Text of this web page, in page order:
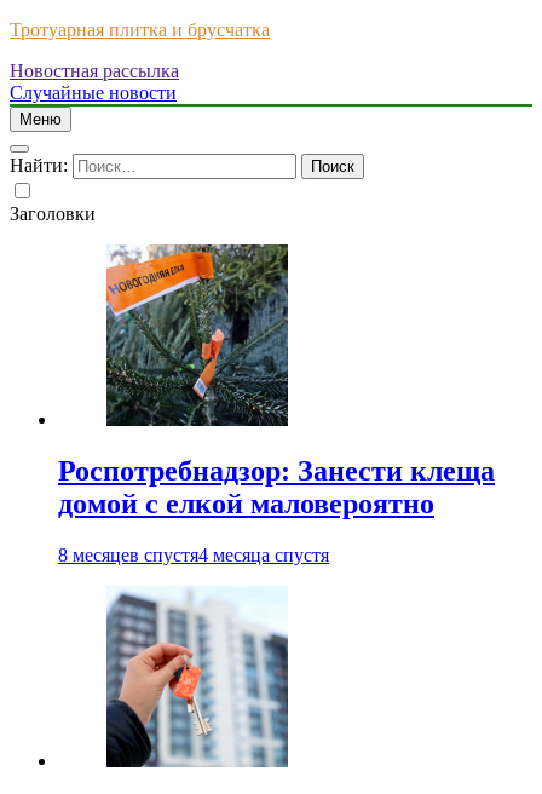
Тротуарная плитка и брусчатка
Just another WordPress site
Новостная рассылка
Случайные новости
Меню
Найти:
Заголовки
Роспотребнадзор: Занести клеща
домой с елкой маловероятно
8 месяцев спустя4 месяца спустя